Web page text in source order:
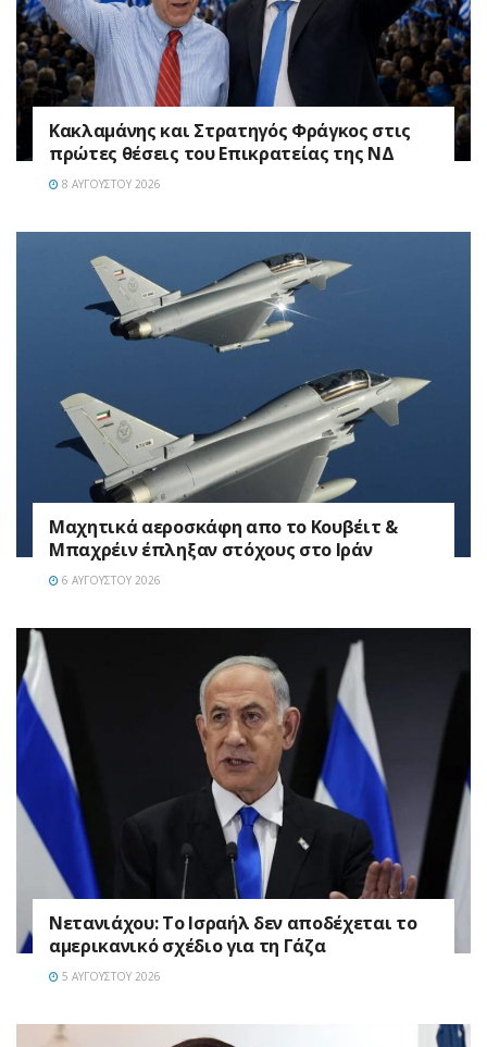
Κακλαμάνης και Στρατηγός Φράγκος στις
πρώτες θέσεις του Επικρατείας της ΝΔ
8 ΑΥΓΟΎΣΤΟΥ 2026
Mαχητικά αεροσκάφη απο το Κουβέιτ &
Μπαχρέιν έπληξαν στόχους στο Ιράν
6 ΑΥΓΟΎΣΤΟΥ 2026
Νετανιάχου: Το Ισραήλ δεν αποδέχεται το
αμερικανικό σχέδιο για τη Γάζα
5 ΑΥΓΟΎΣΤΟΥ 2026